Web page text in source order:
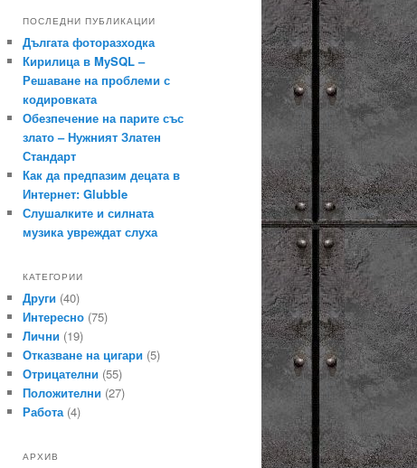
ПОСЛЕДНИ ПУБЛИКАЦИИ
Дългата фоторазходка
Кирилица в MySQL –
Решаване на проблеми с
кодировката
Обезпечение на парите със
злато – Нужният Златен
Стандарт
Как да предпазим децата в
Интернет: Glubble
Слушалките и силната
музика увреждат слуха
КАТЕГОРИИ
Други (40)
Интересно (75)
Лични (19)
Отказване на цигари (5)
Отрицателни (55)
Положителни (27)
Работа(4)
АРХИВ